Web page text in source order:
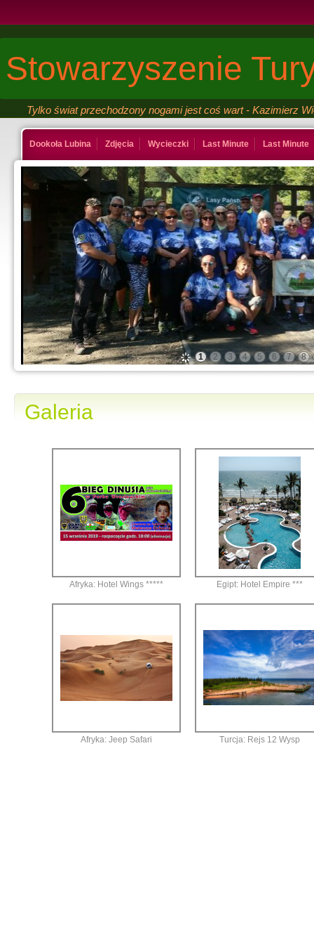
Dookoła Lubina Zdjęcia Wycieczki Last Minute Last Minute
Ksiega gosci Last Minute Last Minute Galeria
Stowarzyszenie
Tylko świat przechodzony nogami jest coś wart - Kazimierz
1 2 3 4 5 6 7 8
Galeria
Afryka: Hotel Wings ***** Egipt: Hotel Empire ***
Afryka: Jeep Safari Turcja: Rejs 12 Wysp